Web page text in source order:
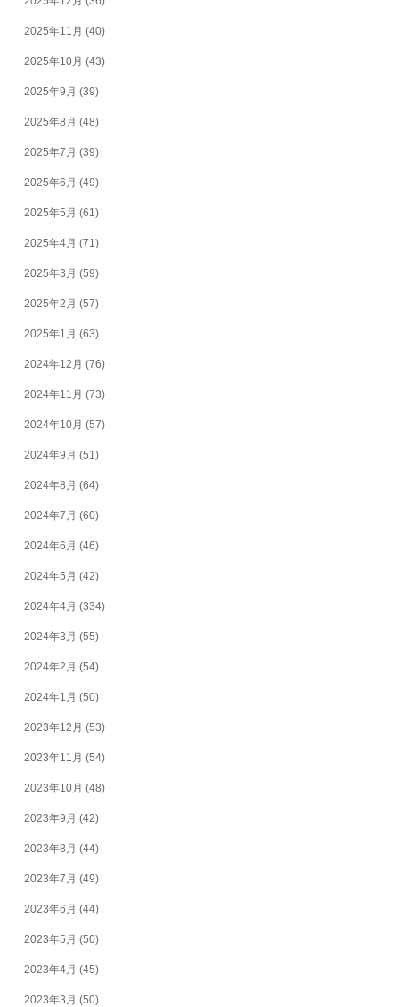
2025年11月 (40)
2025年10月 (43)
2025年9月 (39)
2025年8月 (48)
2025年7月 (39)
2025年6月 (49)
2025年5月 (61)
2025年4月 (71)
2025年3月 (59)
2025年2月 (57)
2025年1月 (63)
2024年12月 (76)
2024年11月 (73)
2024年10月 (57)
2024年9月 (51)
2024年8月 (64)
2024年7月 (60)
2024年6月 (46)
2024年5月 (42)
2024年4月 (334)
2024年3月 (55)
2024年2月 (54)
2024年1月 (50)
2023年12月 (53)
2023年11月 (54)
2023年10月 (48)
2023年9月 (42)
2023年8月 (44)
2023年7月 (49)
2023年6月 (44)
2023年5月 (50)
2023年4月 (45)
2023年3月 (50)